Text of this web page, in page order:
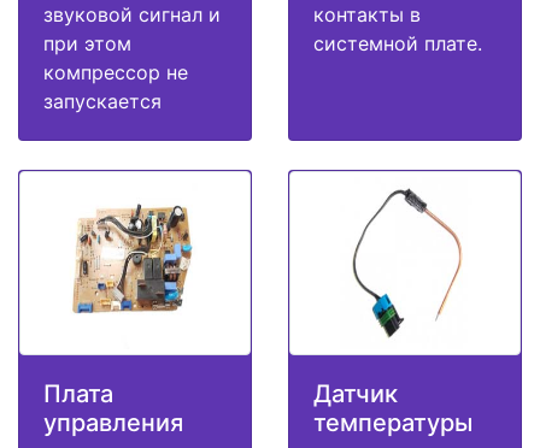
звуковой сигнал и
при этом
компрессор не
запускается
контакты в
системной плате.
Плата
управления
Датчик
температуры